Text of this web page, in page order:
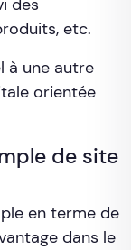
des
etc.
à une autre
orientée
de site
en terme de
dans le